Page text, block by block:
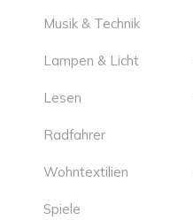
Musik & Technik
Lampen & Licht
Lesen
Radfahrer
Wohntextilien
Spiele